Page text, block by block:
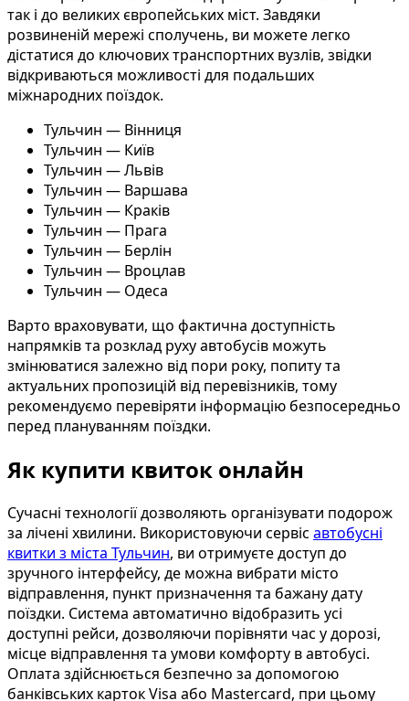
так і до великих європейських міст. Завдяки
розвиненій мережі сполучень, ви можете легко
дістатися до ключових транспортних вузлів, звідки
відкриваються можливості для подальших
міжнародних поїздок.
Тульчин — Вінниця
Тульчин — Київ
Тульчин — Львів
Тульчин — Варшава
Тульчин — Краків
Тульчин — Прага
Тульчин — Берлін
Тульчин — Вроцлав
Тульчин — Одеса
Варто враховувати, що фактична доступність
напрямків та розклад руху автобусів можуть
змінюватися залежно від пори року, попиту та
актуальних пропозицій від перевізників, тому
рекомендуємо перевіряти інформацію безпосередньо
перед плануванням поїздки.
Як купити квиток онлайн
Сучасні технології дозволяють організувати подорож
за лічені хвилини. Використовуючи сервіс автобусні
квитки з міста Тульчин, ви отримуєте доступ до
зручного інтерфейсу, де можна вибрати місто
відправлення, пункт призначення та бажану дату
поїздки. Система автоматично відобразить усі
доступні рейси, дозволяючи порівняти час у дорозі,
місце відправлення та умови комфорту в автобусі.
Оплата здійснюється безпечно за допомогою
банківських карток Visa або Mastercard, при цьому